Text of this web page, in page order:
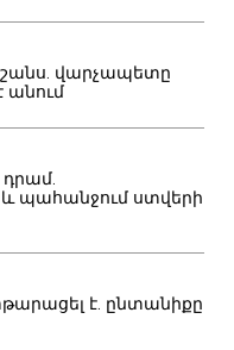
շանս. վարչապետը
անում
դրամ.
և պահանջում ստվերի
է. ընտանիքը